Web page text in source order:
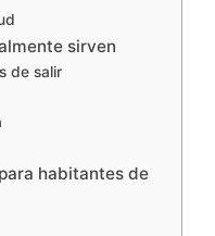
sirven
de salir
habitantes de